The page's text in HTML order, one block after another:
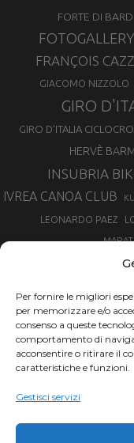
Per fornire le migliori
per memorizzare e/o
consenso a queste
comportamento di
acconsentire o ritirare il
caratteristiche e funzioni.
Gestisci servizi
FORTE DI BARD
FRANÇOIS
GIACOMO NIZZOLO
GIRO
GIRO D’ITALIA
HERVÈ
INSUBRIA
IVREA CANOA CLUB
LEONARDO PAEZ
MARCO
MARTINO FRUET
MIRKO
PARCO
SIMONE MORO